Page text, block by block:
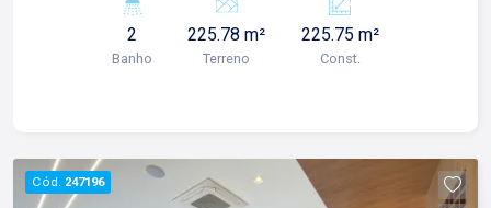
Para mais informações e agendar visita, entre em
esta é a nossa missão, nosso propósito e o
imobiliária que equilibra a tradicionalidade com o
arrojo e a força comercial da atualidade. A Lago é
2
Banho
225.78 m²
Terreno
225.75 m²
Const.
Cód. 247196